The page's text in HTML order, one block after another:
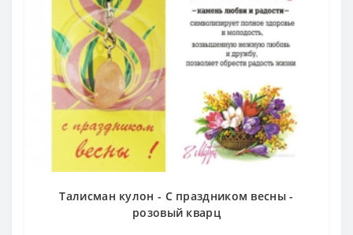
Талисман кулон - С праздником весны -
розовый кварц